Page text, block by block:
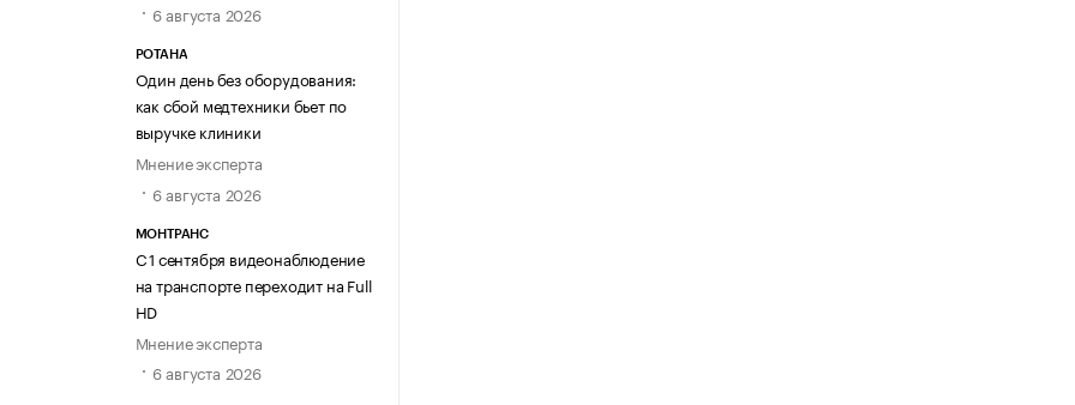
6 августа 2026
РОТАНА
Один день без оборудования:
как сбой медтехники бьет по
выручке клиники
Мнение эксперта
6 августа 2026
МОНТРАНС
С 1 сентября видеонаблюдение
на транспорте переходит на Full
HD
Мнение эксперта
6 августа 2026